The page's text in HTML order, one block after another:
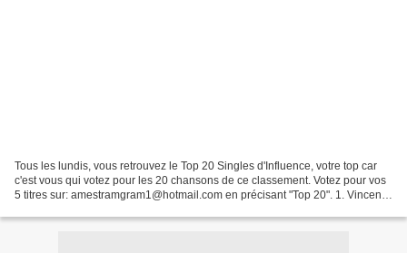
Tous les lundis, vous retrouvez le Top 20 Singles d'Influence, votre top car
c'est vous qui votez pour les 20 chansons de ce classement. Votez pour vos
5 titres sur: amestramgram1@hotmail.com en précisant "Top 20". 1. Vincent